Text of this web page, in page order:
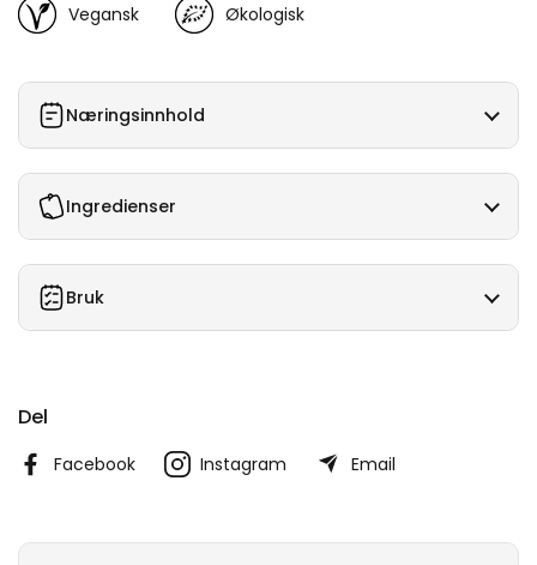
Vegansk Økologisk
Næringsinnhold
Ingredienser
Bruk
Del
Facebook Instagram Email